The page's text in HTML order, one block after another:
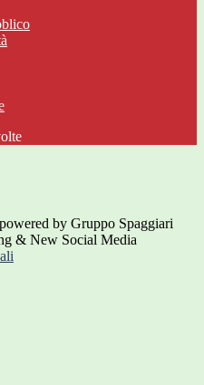
by Gruppo Spaggiari
& New Social Media